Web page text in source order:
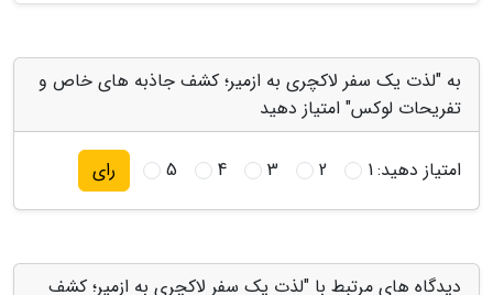
به "لذت یک سفر لاکچری به ازمیر؛ کشف جاذبه های خاص و
تفریحات لوکس" امتیاز دهید
امتیاز دهید:1
2
3
4
5 رای
دیدگاه های مرتبط با "لذت یک سفر لاکچری به ازمیر؛ کشف